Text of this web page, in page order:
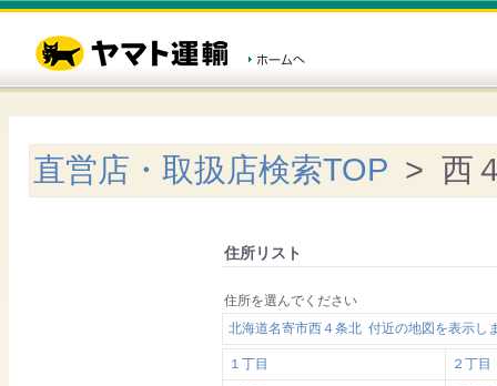
直営店・取扱店検索TOP > 西
住所リスト
住所を選んでください
北海道名寄市西４条北 付近の地図を表示し
１丁目
２丁目